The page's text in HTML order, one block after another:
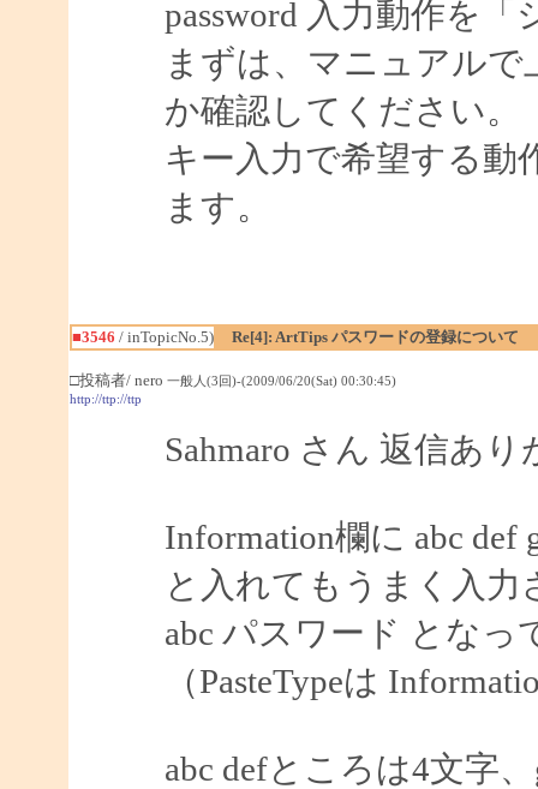
password 入力動作を
まずは、マニュアル
か確認してください。
キー入力で希望する動
ます。
■3546 / inTopicNo.5) Re[4]: ArtTips パスワードの登録について
□投稿者/ nero 一般人(3回)-(2009/06/20(Sat) 00:30:45)
http://ttp://ttp
Sahmaro さん 返信あ
Information欄に abc def
と入れてもうまく入力
abc パスワード となっ
（PasteTypeは
abc defところは4文字